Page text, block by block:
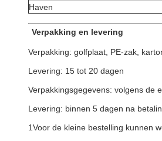
Haven
Verpakking en levering
Verpakking: golfplaat, PE-zak,
Levering: 15 tot 20 dagen
Verpakkingsgegevens: volgens de
Levering: binnen 5 dagen na
1Voor de kleine bestelling kunnen